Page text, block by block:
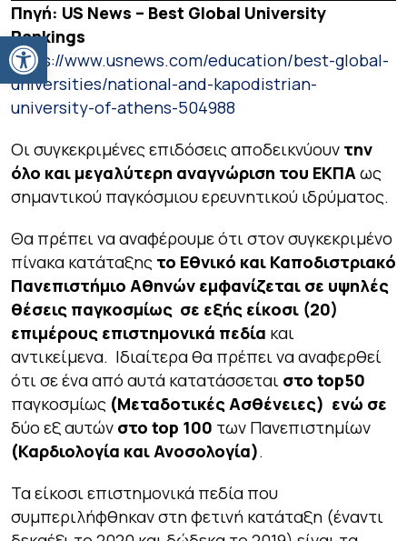
Ανοίξτε τη γραμμή εργαλείων
Πηγή: US News – Best Global University
Rankings
https://www.usnews.com/education/best-global-
universities/national-and-kapodistrian-
university-of-athens-504988
Οι συγκεκριμένες επιδόσεις αποδεικνύουν την
όλο και μεγαλύτερη αναγνώριση του ΕΚΠΑ ως
σημαντικού παγκόσμιου ερευνητικού ιδρύματος.
Θα πρέπει να αναφέρουμε ότι στον συγκεκριμένο
πίνακα κατάταξης το Εθνικό και Καποδιστριακό
Πανεπιστήμιο Αθηνών εμφανίζεται σε υψηλές
θέσεις παγκοσμίως σε εξής είκοσι (20)
επιμέρους επιστημονικά πεδία και
αντικείμενα. Ιδιαίτερα θα πρέπει να αναφερθεί
ότι σε ένα από αυτά κατατάσσεται στο top50
παγκοσμίως (Μεταδοτικές Ασθένειες) ενώ σε
δύο εξ αυτών στο top 100 των Πανεπιστημίων
(Καρδιολογία και Ανοσολογία).
Τα είκοσι επιστημονικά πεδία που
συμπεριλήφθηκαν στη φετινή κατάταξη (έναντι